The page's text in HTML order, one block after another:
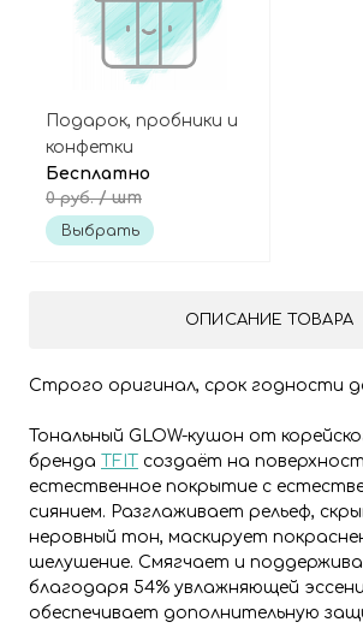
Подарок, пробники и
конфетки
Бесплатно
0 руб./ шт
Выбрать
ОПИСАНИЕ ТОВАРА
Строго оригинал, срок годности до
Тональный GLOW-кушон от
бренда TFIT создаёт на
естественное покрытие с
сиянием. Разглаживает рельеф,
неровный тон, маскирует
шелушение. Смягчает и
благодаря 54% увлажняющей
обеспечивает дополнительную